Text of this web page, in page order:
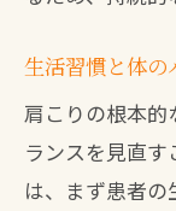
生活習慣と体の
肩こりの根本的
ランスを見直
は、まず患者